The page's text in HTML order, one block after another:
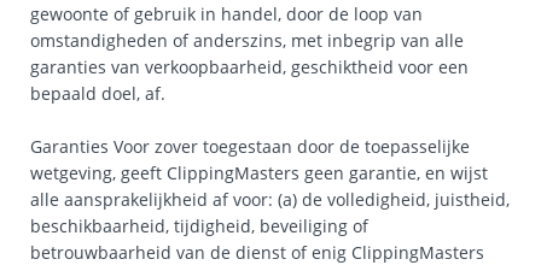
gewoonte of gebruik in handel, door de loop van
omstandigheden of anderszins, met inbegrip van alle
garanties van verkoopbaarheid, geschiktheid voor een
bepaald doel, af.
Garanties Voor zover toegestaan door de toepasselijke
wetgeving, geeft ClippingMasters geen garantie, en wijst
alle aansprakelijkheid af voor: (a) de volledigheid, juistheid,
beschikbaarheid, tijdigheid, beveiliging of
betrouwbaarheid van de dienst of enig ClippingMasters